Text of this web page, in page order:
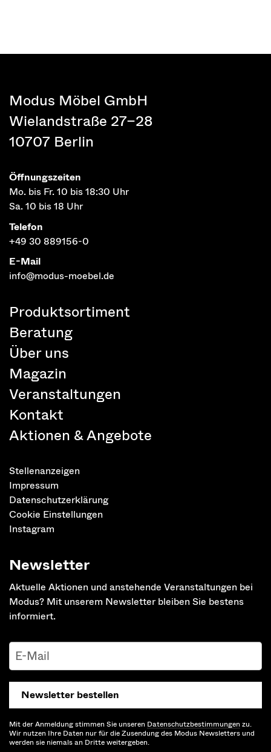
Modus Möbel GmbH
Wielandstraße 27–28
10707 Berlin
Öffnungszeiten
Mo. bis Fr. 10 bis 18:30 Uhr
Sa. 10 bis 18 Uhr
Telefon
+49 30 889156-0
E-Mail
info@modus-moebel.de
Produktsortiment
Beratung
Über uns
Magazin
Veranstaltungen
Kontakt
Aktionen & Angebote
Stellenanzeigen
Impressum
Datenschutzerklärung
Cookie Einstellungen
Instagram
Newsletter
Aktuelle Aktionen und anstehende Veranstaltungen bei
Modus? Mit unserem Newsletter bleiben Sie bestens
informiert.
Newsletter bestellen
Mit der Anmeldung stimmen Sie unseren Datenschutz­bestimmungen zu.
Wir nutzen Ihre Daten nur für die Zusendung des Modus Newsletters und
werden sie niemals an Dritte weitergeben.